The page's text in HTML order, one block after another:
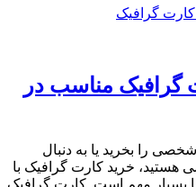
گرافیک مناسب در
شخصی را بخرید یا به دنبال
هستید، خرید کارت گرافیک با
بسیار مهم است. کارت گرافیک